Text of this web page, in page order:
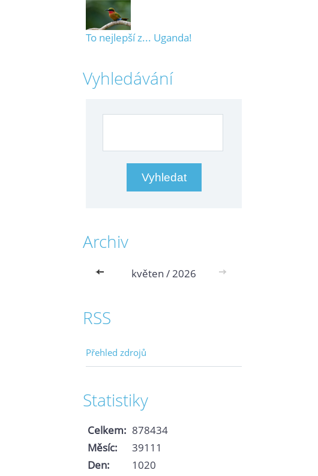
To nejlepší z... Uganda!
Vyhledávání
Archiv
<< květen / 2026 >>
RSS
Přehled zdrojů
Statistiky
Celkem: 878434
Měsíc:
39111
Den:
1020